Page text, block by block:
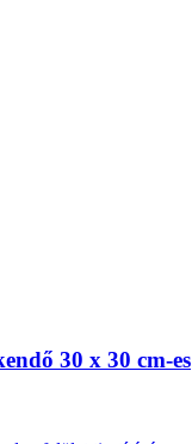
30 x 30 cm-es